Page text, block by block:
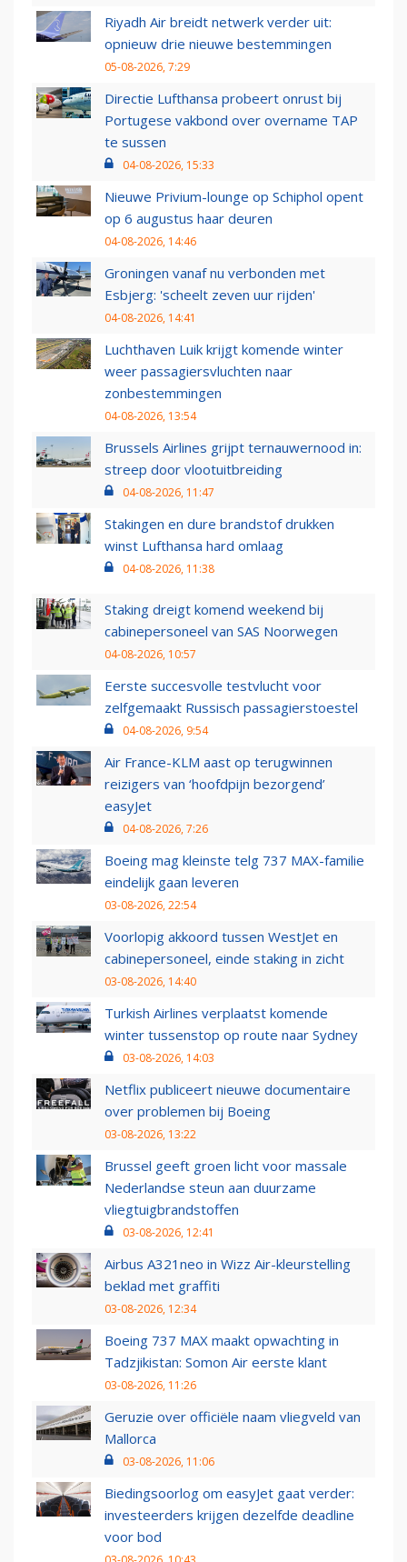
Riyadh Air breidt netwerk verder uit:
opnieuw drie nieuwe bestemmingen
05-08-2026, 7:29
Directie Lufthansa probeert onrust bij
Portugese vakbond over overname TAP
te sussen
04-08-2026, 15:33
Nieuwe Privium-lounge op Schiphol opent
op 6 augustus haar deuren
04-08-2026, 14:46
Groningen vanaf nu verbonden met
Esbjerg: 'scheelt zeven uur rijden'
04-08-2026, 14:41
Luchthaven Luik krijgt komende winter
weer passagiersvluchten naar
zonbestemmingen
04-08-2026, 13:54
Brussels Airlines grijpt ternauwernood in:
streep door vlootuitbreiding
04-08-2026, 11:47
Stakingen en dure brandstof drukken
winst Lufthansa hard omlaag
04-08-2026, 11:38
Staking dreigt komend weekend bij
cabinepersoneel van SAS Noorwegen
04-08-2026, 10:57
Eerste succesvolle testvlucht voor
zelfgemaakt Russisch passagierstoestel
04-08-2026, 9:54
Air France-KLM aast op terugwinnen
reizigers van ‘hoofdpijn bezorgend’
easyJet
04-08-2026, 7:26
Boeing mag kleinste telg 737 MAX-familie
eindelijk gaan leveren
03-08-2026, 22:54
Voorlopig akkoord tussen WestJet en
cabinepersoneel, einde staking in zicht
03-08-2026, 14:40
Turkish Airlines verplaatst komende
winter tussenstop op route naar Sydney
03-08-2026, 14:03
Netflix publiceert nieuwe documentaire
over problemen bij Boeing
03-08-2026, 13:22
Brussel geeft groen licht voor massale
Nederlandse steun aan duurzame
vliegtuigbrandstoffen
03-08-2026, 12:41
Airbus A321neo in Wizz Air-kleurstelling
beklad met graffiti
03-08-2026, 12:34
Boeing 737 MAX maakt opwachting in
Tadzjikistan: Somon Air eerste klant
03-08-2026, 11:26
Geruzie over officiële naam vliegveld van
Mallorca
03-08-2026, 11:06
Biedingsoorlog om easyJet gaat verder:
investeerders krijgen dezelfde deadline
voor bod